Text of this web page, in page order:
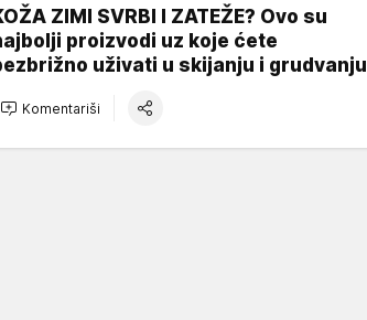
ZIMI SVRBI I ZATEŽE? Ovo su
proizvodi uz koje ćete
uživati u skijanju i grudvanju
Komentariši